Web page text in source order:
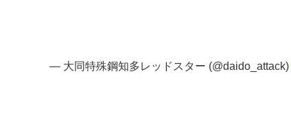
— 大同特殊鋼知多レッドスター (@daido_attack)